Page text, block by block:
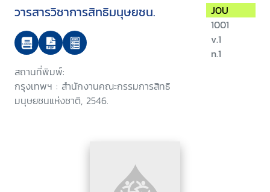
วารสารวิชาการสิทธิมนุษยชน.
สถานที่พิมพ์:
กรุงเทพฯ : สำนักงานคณะกรรมการสิทธิ
มนุษยชนแห่งชาติ, 2546.
JOU
1001
v.1
n.1